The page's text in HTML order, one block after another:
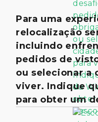
Para uma
relocalização
incluindo
pedidos de
ou selecionar a
viver. Indique
para obter um